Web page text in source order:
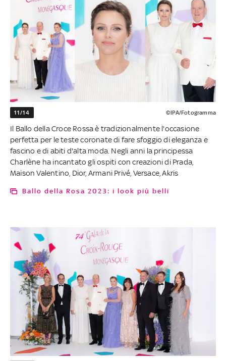
11/14 ©IPA/Fotogramma
Il Ballo della Croce Rossa è tradizionalmente l'occasione
perfetta per le teste coronate di fare sfoggio di eleganza e
fascino e di abiti d'alta moda. Negli anni la principessa
Charlène ha incantato gli ospiti con creazioni di Prada,
Maison Valentino, Dior, Armani Privé, Versace, Akris
Ballo della Rosa 2023: i look più belli